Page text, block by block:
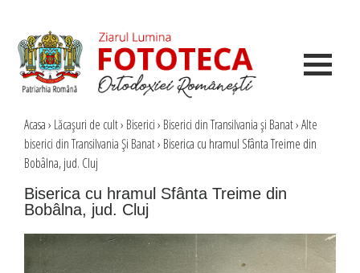
Acasa› Lăcaşuri de cult› Biserici› Biserici din Transilvania şi Banat›Alte
biserici din Transilvania Şi Banat› Biserica cu hramul Sfânta Treime din
Bobâlna, jud. Cluj
Biserica cu hramul Sfânta Treime din
Bobâlna, jud. Cluj